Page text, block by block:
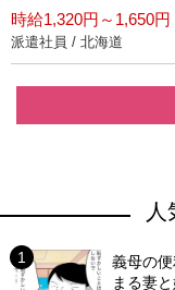
時給1,320円～1,650円
派遣社員 / 北海道
義母の
まる妻